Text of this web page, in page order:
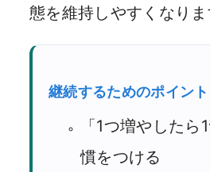
態を維持しやすくなりま
継続するためのポイント
「1つ増やしたら
慣をつける